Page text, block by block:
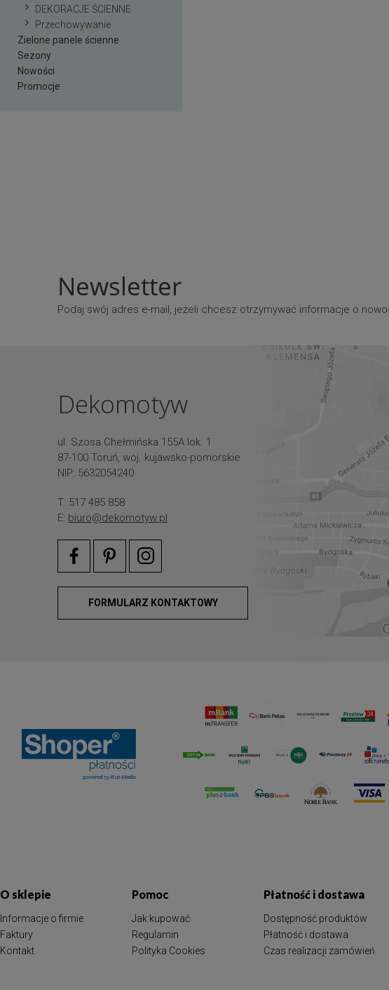
DEKORACJE ŚCIENNE
Przechowywanie
Zielone panele ścienne
Sezony
Nowości
Promocje
Newsletter
Podaj swój adres e-mail, jeżeli chcesz otrzymywać informacje o
Dekomotyw
ul. Szosa Chełmińska 155A lok. 1
87-100 Toruń, woj. kujawsko-pomorskie
NIP: 5632054240
T: 517 485 858
E: biuro@dekomotyw.pl
FORMULARZ KONTAKTOWY
O sklepie
Informacje o firmie
Faktury
Kontakt
Pomoc
Jak kupować
Regulamin
Polityka Cookies
Płatność i dostawa
Dostępność produktów
Płatność i dostawa
Czas realizacji zamówień